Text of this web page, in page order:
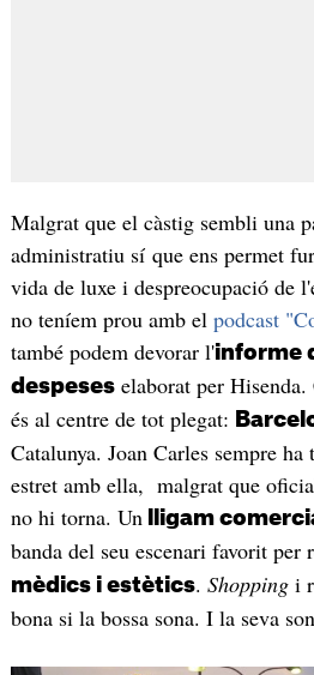
Malgrat que el càstig sembli una
administratiu sí que ens permet
vida de luxe i despreocupació de
no teníem prou amb el podcast
també podem devorar l'informe
despeseselaborat per
és al centre de tot plegat:
Catalunya. Joan Carles sempre
estret amb ella, malgrat que
no hi torna. Un lligam
banda del seu escenari favorit per
mèdics i estètics. Shopping i
bona si la bossa sona. I la seva